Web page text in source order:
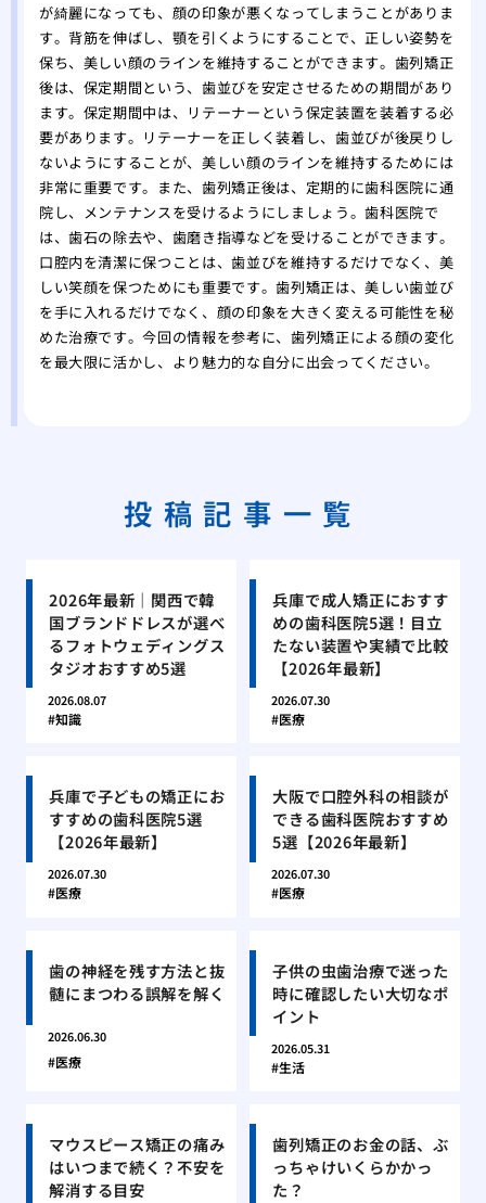
が綺麗になっても、顔の印象が悪くなってしまうことがありま
す。背筋を伸ばし、顎を引くようにすることで、正しい姿勢を
保ち、美しい顔のラインを維持することができます。歯列矯正
後は、保定期間という、歯並びを安定させるための期間があり
ます。保定期間中は、リテーナーという保定装置を装着する必
要があります。リテーナーを正しく装着し、歯並びが後戻りし
ないようにすることが、美しい顔のラインを維持するためには
非常に重要です。また、歯列矯正後は、定期的に歯科医院に通
院し、メンテナンスを受けるようにしましょう。歯科医院で
は、歯石の除去や、歯磨き指導などを受けることができます。
口腔内を清潔に保つことは、歯並びを維持するだけでなく、美
しい笑顔を保つためにも重要です。歯列矯正は、美しい歯並び
を手に入れるだけでなく、顔の印象を大きく変える可能性を秘
めた治療です。今回の情報を参考に、歯列矯正による顔の変化
を最大限に活かし、より魅力的な自分に出会ってください。
投稿記事一覧
2026年最新｜関西で韓
国ブランドドレスが選べ
るフォトウェディングス
タジオおすすめ5選
2026.08.07
知識
兵庫で成人矯正におすす
めの歯科医院5選！目立
たない装置や実績で比較
【2026年最新】
2026.07.30
医療
兵庫で子どもの矯正にお
すすめの歯科医院5選
【2026年最新】
2026.07.30
医療
大阪で口腔外科の相談が
できる歯科医院おすすめ
5選【2026年最新】
2026.07.30
医療
歯の神経を残す方法と抜
髄にまつわる誤解を解く
2026.06.30
医療
子供の虫歯治療で迷った
時に確認したい大切なポ
イント
2026.05.31
生活
マウスピース矯正の痛み
はいつまで続く？不安を
解消する目安
歯列矯正のお金の話、ぶ
っちゃけいくらかかっ
た？